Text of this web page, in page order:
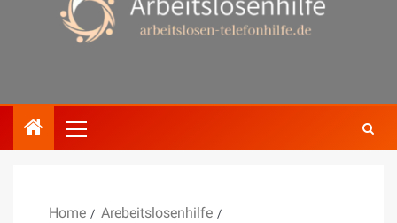
Home
Arebeitslosenhilfe